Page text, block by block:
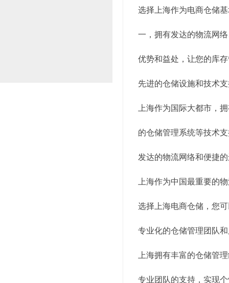
选择上海作为电商仓储
一，拥有发达的物流网
优势和益处，让您的库
先进的仓储设施和技术
上海作为国际大都市，
的仓储管理系统等技术
发达的物流网络和便捷
上海作为中国最重要的
选择上海电商仓储，您
专业化的仓储管理团队
上海拥有丰富的仓储管
专业团队的支持，实现